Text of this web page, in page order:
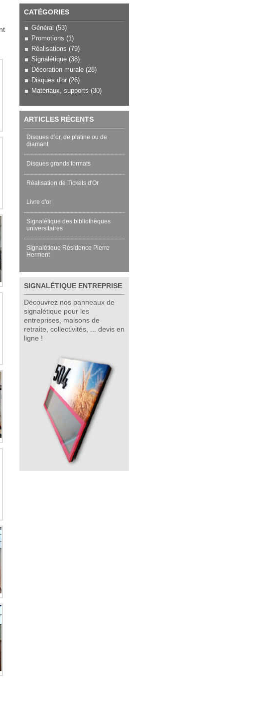
CATÉGORIES
Général (53)
Promotions (1)
Réalisations (79)
Signalétique (38)
Décoration murale (28)
Disques d'or (26)
Matériaux, supports (30)
ARTICLES RÉCENTS
Disques d’or, de platine ou de
diamant
Disques grands formats
Réalisation de Tickets d'Or
Livre d'or
Signalétique des bibliothèques
universitaires
Signalétique Résidence Pierre
Herment
SIGNALÉTIQUE ENTREPRISE
Découvrez nos panneaux de
signalétique pour les
entreprises, maisons de
retraite, collectivités, ... devis en
ligne !